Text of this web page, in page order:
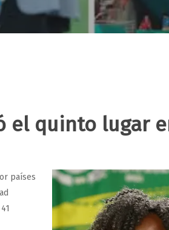
el quinto lugar
países